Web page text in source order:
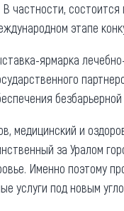
частности,
этапе
ярмарка
медицинский и
за Уралом
Именно поэтому
услуги под новым